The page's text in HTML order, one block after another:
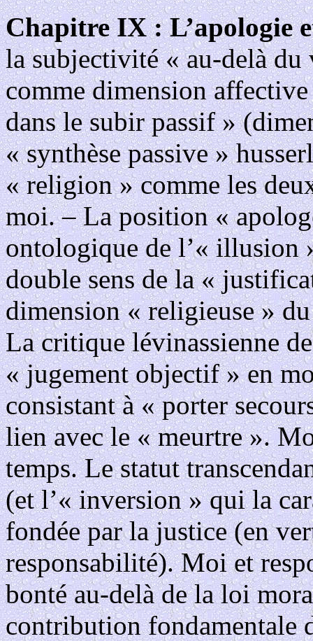
Chapitre IX : L’apologie
la subjectivité « au-delà du
comme dimension
dans le subir passif »
« synthèse passive »
« religion » comme les
moi. – La position «
ontologique de l’« illusion
double sens de la «
dimension « religieuse »
La critique lévinassienne
« jugement objectif » en
consistant à « porter
lien avec le « meurtre ».
temps. Le statut
(et l’« inversion » qui la
fondée par la justice (en
responsabilité). Moi et
bonté au-delà de la loi
contribution fondamentale